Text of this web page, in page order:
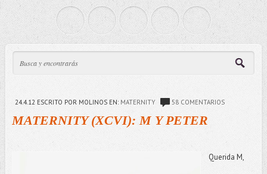
24.4.12 ESCRITO POR MOLINOS EN: MATERNITY 58 COMENTARIOS
MATERNITY (XCVI): M Y PETER
Querida M,